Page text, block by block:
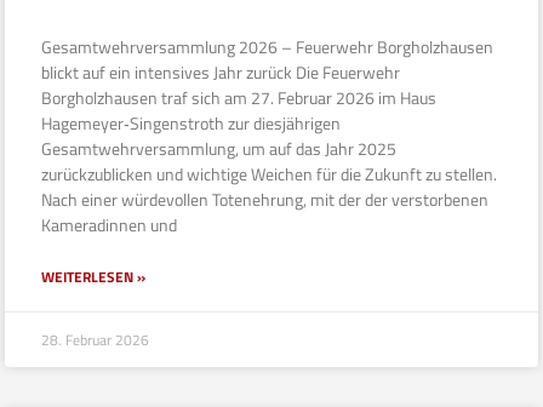
Gesamtwehrversammlung 2026 – Feuerwehr Borgholzhausen
blickt auf ein intensives Jahr zurück Die Feuerwehr
Borgholzhausen traf sich am 27. Februar 2026 im Haus
Hagemeyer‑Singenstroth zur diesjährigen
Gesamtwehrversammlung, um auf das Jahr 2025
zurückzublicken und wichtige Weichen für die Zukunft zu stellen.
Nach einer würdevollen Totenehrung, mit der der verstorbenen
Kameradinnen und
WEITERLESEN »
28. Februar 2026